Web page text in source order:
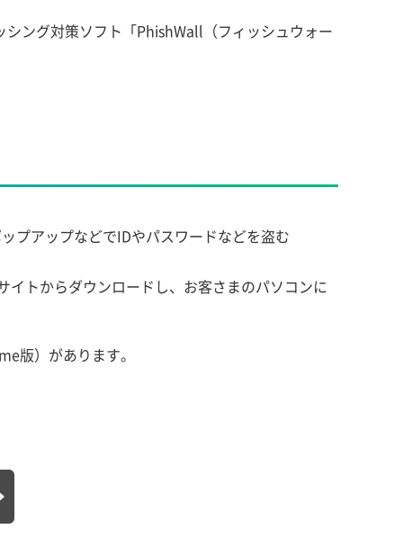
ング対策ソフト「PhishWall（フィッシュウォー
プアップなどでIDやパスワードなどを盗む
トからダウンロードし、お客さまのパソコンに
版）があります。